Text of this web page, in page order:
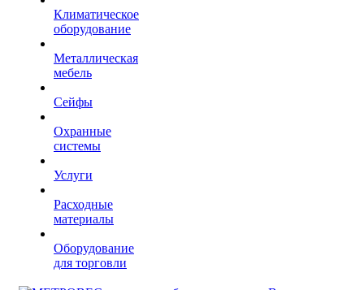
Климатическое
оборудование
Металлическая
мебель
Сейфы
Охранные
системы
Услуги
Расходные
материалы
Оборудование
для торговли